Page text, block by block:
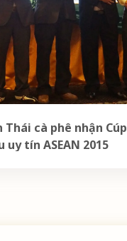
Thái cà phê nhận
tín ASEAN 2015